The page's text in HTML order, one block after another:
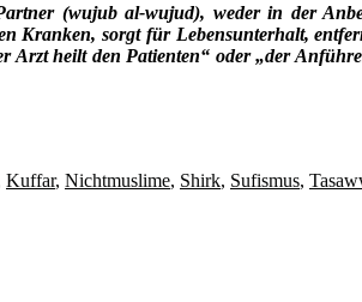
(wujub al-wujud), weder in der
Kranken, sorgt für Lebensunterhalt,
Arzt heilt den Patienten“ oder „der
Kuffar, Nichtmuslime, Shirk, Sufismus,